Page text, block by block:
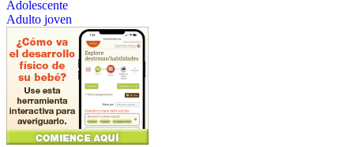
Adolescente
Adulto joven